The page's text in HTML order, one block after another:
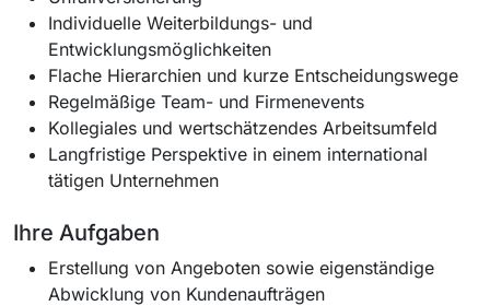
Individuelle Weiterbildungs- und
Entwicklungsmöglichkeiten
Flache Hierarchien und kurze Entscheidungswege
Regelmäßige Team- und Firmenevents
Kollegiales und wertschätzendes Arbeitsumfeld
Langfristige Perspektive in einem international
tätigen Unternehmen
Ihre Aufgaben
Erstellung von Angeboten sowie eigenständige
Abwicklung von Kundenaufträgen